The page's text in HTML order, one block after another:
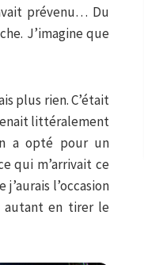
prévenu… Du
J’imagine que
plus rien. C’était
littéralement
a opté pour un
qui m’arrivait ce
l’occasion
autant en tirer le